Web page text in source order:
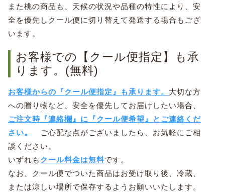
また桃の商品も、天候の状況や品種の特性により、安
全を優先しクール便に切り替えて発送する場合もござ
います。
お客様での【クール便指定】も承
ります。(無料)
お客様からの『クール便指定』も承ります。 大切な方
への贈り物など、安全を優先してお届けしたい場合、
ご注文時『連絡欄』に『クール便希望』とご連絡くだ
さい。
ご心配な点がございましたら、お気軽にご相
談ください。
いずれも クール料金は無料です。
なお、クール便でついた商品はお受け取り後、冷蔵、
または涼しい場所で保存するようお願いいたします。